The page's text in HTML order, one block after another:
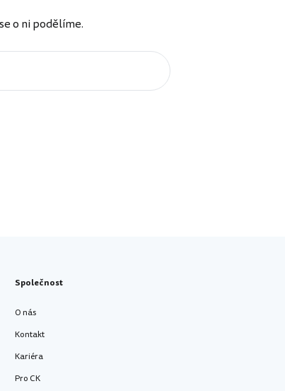
o ni podělíme.
Společnost
O nás
Kontakt
Kariéra
Pro CK